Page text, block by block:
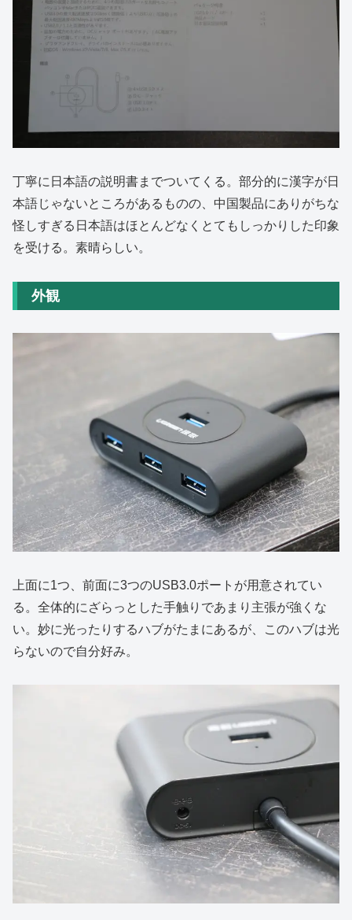
丁寧に日本語の説明書までついてくる。部分的に漢字が日
本語じゃないところがあるものの、中国製品にありがちな
怪しすぎる日本語はほとんどなくとてもしっかりした印象
を受ける。素晴らしい。
外観
上面に1つ、前面に3つのUSB3.0ポートが用意されてい
る。全体的にざらっとした手触りであまり主張が強くな
い。妙に光ったりするハブがたまにあるが、このハブは光
らないので自分好み。